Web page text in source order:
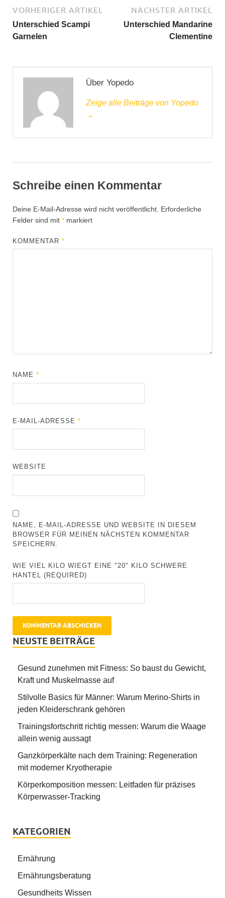
VORHERIGER ARTIKEL
Unterschied Scampi
Garnelen
NÄCHSTER ARTIKEL
Unterschied Mandarine
Clementine
Über Yopedo
Zeige alle Beiträge von Yopedo
→
Schreibe einen Kommentar
Deine E-Mail-Adresse wird nicht veröffentlicht. Erforderliche
Felder sind mit * markiert
KOMMENTAR*
NAME*
E-MAIL-ADRESSE*
WEBSITE
NAME, E-MAIL-ADRESSE UND WEBSITE IN DIESEM
BROWSER FÜR MEINEN NÄCHSTEN KOMMENTAR
SPEICHERN.
WIE VIEL KILO WIEGT EINE "20" KILO SCHWERE
HANTEL (REQUIRED)
NEUSTE BEITRÄGE
Gesund zunehmen mit Fitness: So baust du Gewicht,
Kraft und Muskelmasse auf
Stilvolle Basics für Männer: Warum Merino-Shirts in
jeden Kleiderschrank gehören
Trainingsfortschritt richtig messen: Warum die Waage
allein wenig aussagt
Ganzkörperkälte nach dem Training: Regeneration
mit moderner Kryotherapie
Körperkomposition messen: Leitfaden für präzises
Körperwasser-Tracking
KATEGORIEN
Ernährung
Ernährungsberatung
Gesundheits Wissen